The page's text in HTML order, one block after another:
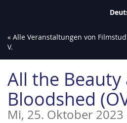
springen
« Alle Veranstaltungen von
V.
All the
Bloodshed
Mi, 25. Oktober 2023